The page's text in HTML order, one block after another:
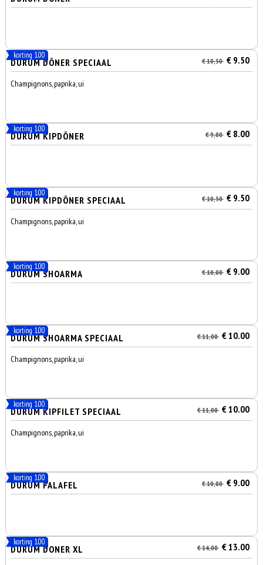
korting 1.00
DÜRÜM DÖNER SPECIAAL € 10,50 € 9.50
Champignons, paprika, ui
korting 1.00
DÜRÜM KIPDÖNER € 9,00 € 8.00
korting 1.00
DÜRÜM KIPDÖNER SPECIAAL € 10,50 € 9.50
Champignons, paprika, ui
korting 1.00
DÜRÜM SHOARMA € 10,00 € 9.00
korting 1.00
DÜRÜM SHOARMA SPECIAAL € 11,00 € 10.00
Champignons, paprika, ui
korting 1.00
DÜRÜM KIPFILET SPECIAAL € 11,00 € 10.00
Champignons, paprika, ui
korting 1.00
DURUM FALAFEL € 10,00 € 9.00
korting 1.00
DURUM DONER XL € 14,00 € 13.00